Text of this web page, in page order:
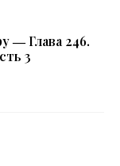
― Глава 246.
3